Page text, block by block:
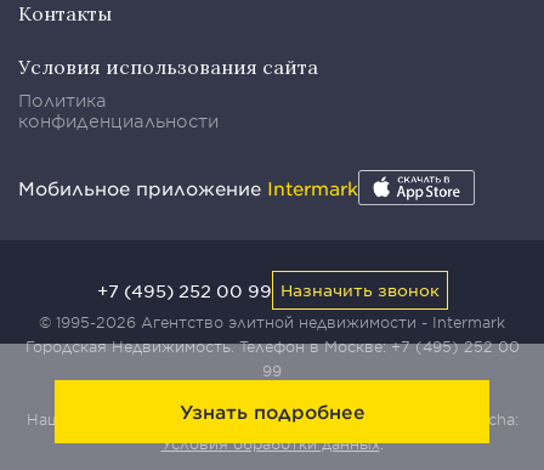
Узнать подробнее
Контакты
Условия использования сайта
Политика
конфиденциальности
Мобильное приложение Intermark
© 1995-2026 Агентство элитной недвижимости - Intermark
Городская Недвижимость. Телефон в Москве:+7 (495) 252 00
99
Наш сайт защищен с помощью сервиса Yandex SmartCaptcha:
Условия обработки данных.
+7 (495) 252 00 99 Назначить звонок